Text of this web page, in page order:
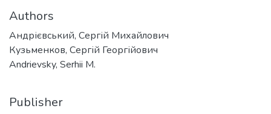
Authors
Андрієвський, Сергій Михайлович
Кузьменков, Сергій Георгійович
Andrievsky, Serhii M.
Publisher